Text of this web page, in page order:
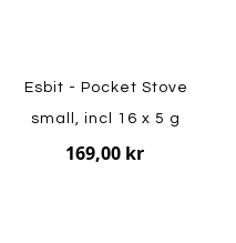
Esbit - Pocket Stove
small, incl 16 x 5 g
169,00 kr